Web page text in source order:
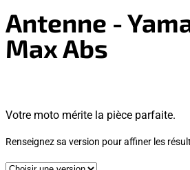
Antenne -
Max Abs
Votre moto mérite la pièce parfaite.
Renseignez sa version pour affiner les